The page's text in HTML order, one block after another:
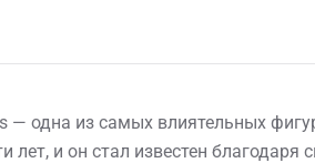
— одна из самых влиятельных
лет, и он стал известен